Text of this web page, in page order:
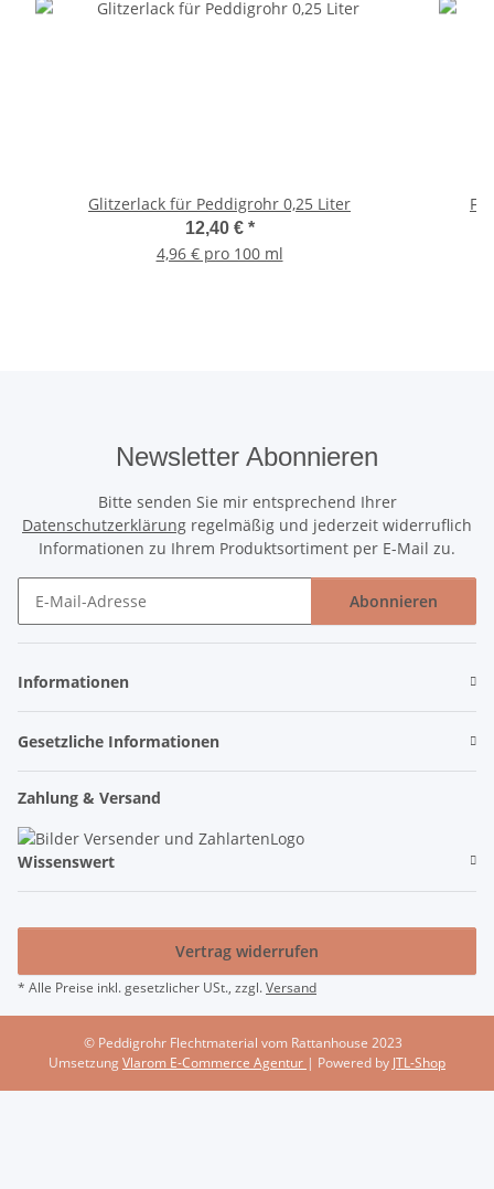
Glitzerlack für Peddigrohr 0,25 Liter
12,40 € *
4,96 € pro 100 ml
Newsletter Abonnieren
Bitte senden Sie mir entsprechend Ihrer
Datenschutzerklärung regelmäßig und jederzeit widerruflich
Informationen zu Ihrem Produktsortiment per E-Mail zu.
Abonnieren
Informationen
Gesetzliche Informationen
Zahlung & Versand
Wissenswert
Vertrag widerrufen
* Alle Preise inkl. gesetzlicher USt., zzgl.Versand
© Peddigrohr Flechtmaterial vom Rattanhouse 2023
UmsetzungVlarom E-Commerce Agentur | Powered by JTL-Shop